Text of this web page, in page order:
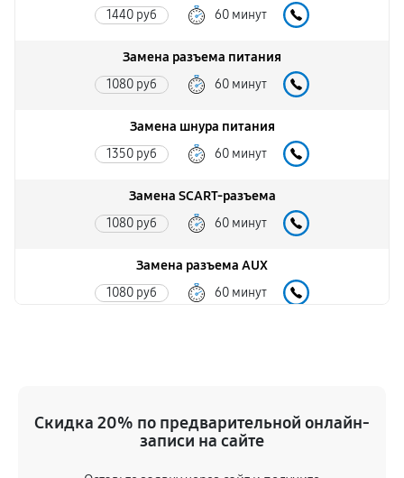
1440 руб 60 минут
Замена разъема питания
1080 руб 60 минут
Замена шнура питания
1350 руб 60 минут
Замена SCART-разъема
1080 руб 60 минут
Замена разъема AUX
1080 руб 60 минут
1080 руб 60 минут
Замена конденсатора
Скидка 20% по предварительной онлайн-
записи на сайте